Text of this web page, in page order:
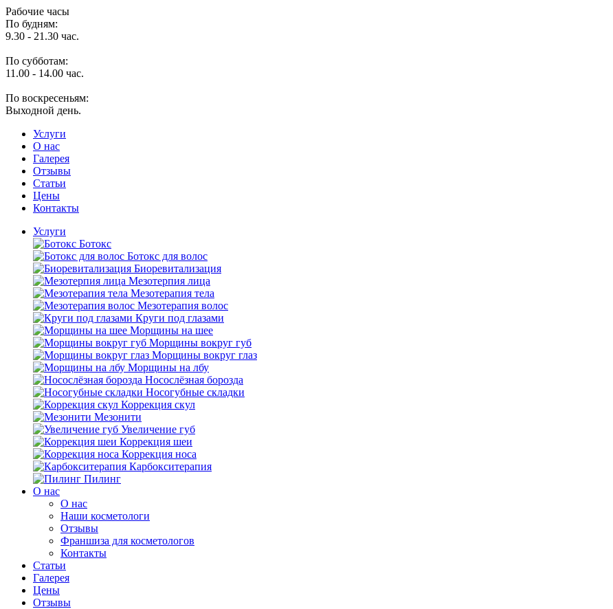
Рабочие часы
По будням:
9.30 - 21.30 час.
По субботам:
11.00 - 14.00 час.
По воскресеньям:
Выходной день.
Услуги
O нас
Галерея
Отзывы
Статьи
Цены
Контакты
Услуги
Ботокс
Ботокс для волос
Биоревитализация
Мезотерпия лица
Мезотерапия тела
Мезотерапия волос
Круги под глазами
Морщины на шее
Морщины вокруг губ
Морщины вокруг глаз
Морщины на лбу
Носослёзная борозда
Носогубные складки
Коррекция скул
Мезонити
Увеличение губ
Коррекция шеи
Коррекция носа
Карбокситерапия
Пилинг
O нас
O нас
Наши косметологи
Отзывы
Франшиза для косметологов
Контакты
Статьи
Галерея
Цены
Отзывы